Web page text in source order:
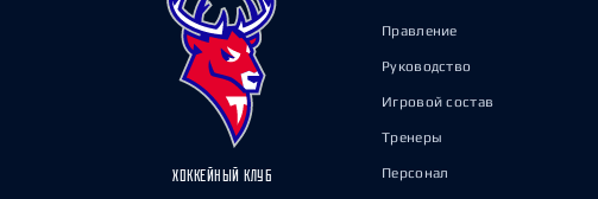
ХОККЕЙНЫЙ КЛУБ
Правление
Руководство
Игровой состав
Тренеры
Персонал